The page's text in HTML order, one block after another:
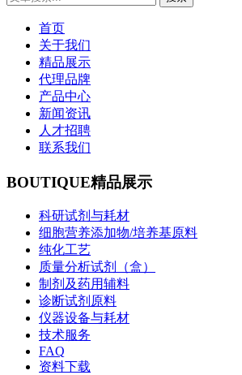
首页
关于我们
精品展示
代理品牌
产品中心
新闻资讯
人才招聘
联系我们
BOUTIQUE精品展示
科研试剂与耗材
细胞营养添加物/培养基原料
纯化工艺
质量分析试剂（盒）
制剂及药用辅料
诊断试剂原料
仪器设备与耗材
技术服务
FAQ
资料下载